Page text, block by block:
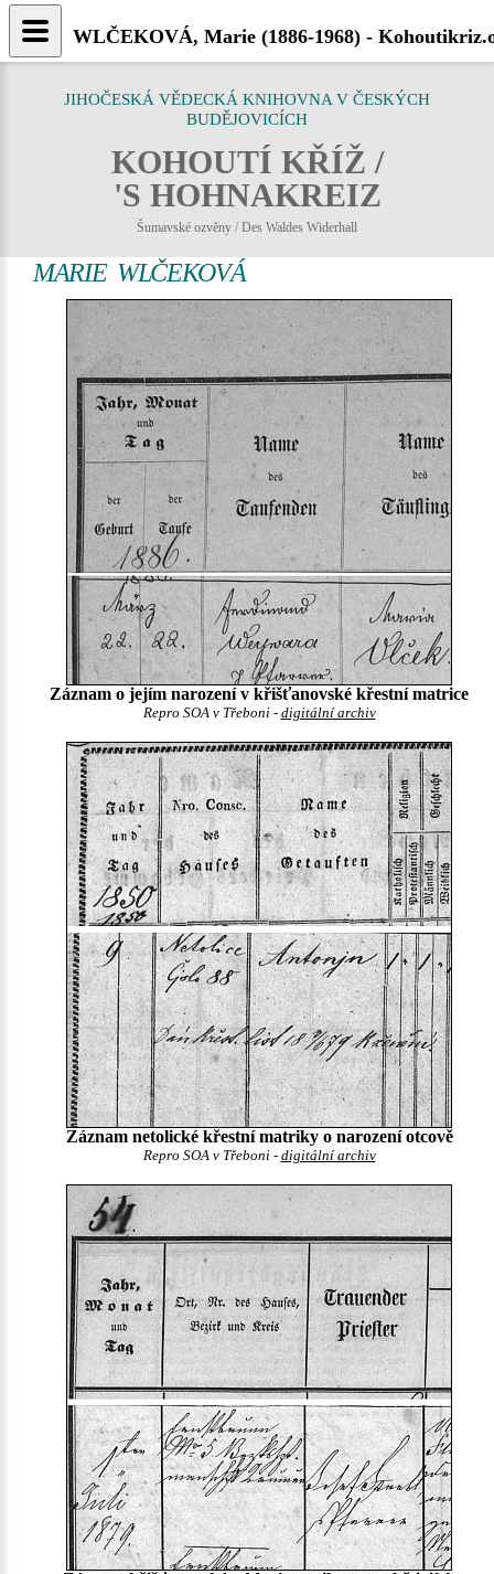
JIHOČESKÁ VĚDECKÁ KNIHOVNA V ČESKÝCH
BUDĚJOVICÍCH
KOHOUTÍ KŘÍŽ /
'S HOHNAKREIZ
Šumavské ozvěny / Des Waldes Widerhall
MARIE WLČEKOVÁ
Záznam o jejím narození v křišťanovské křestní matrice
Repro SOA v Třeboni - digitální archiv
Záznam netolické křestní matriky o narození otcově
Repro SOA v Třeboni - digitální archiv
WLČEKOVÁ, Marie (1886-1968) -